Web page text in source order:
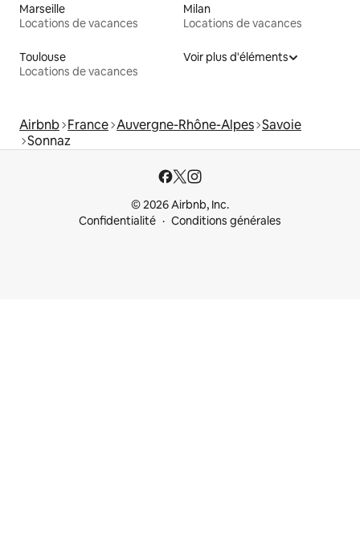
Marseille
Locations de vacances
Milan
Locations de vacances
Toulouse
Locations de vacances
Voir plus d'éléments
Airbnb France Auvergne-Rhône-Alpes Savoie
Sonnaz
© 2026 Airbnb, Inc.
Confidentialité
Conditions générales